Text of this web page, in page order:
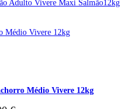
Médio Vivere 12kg